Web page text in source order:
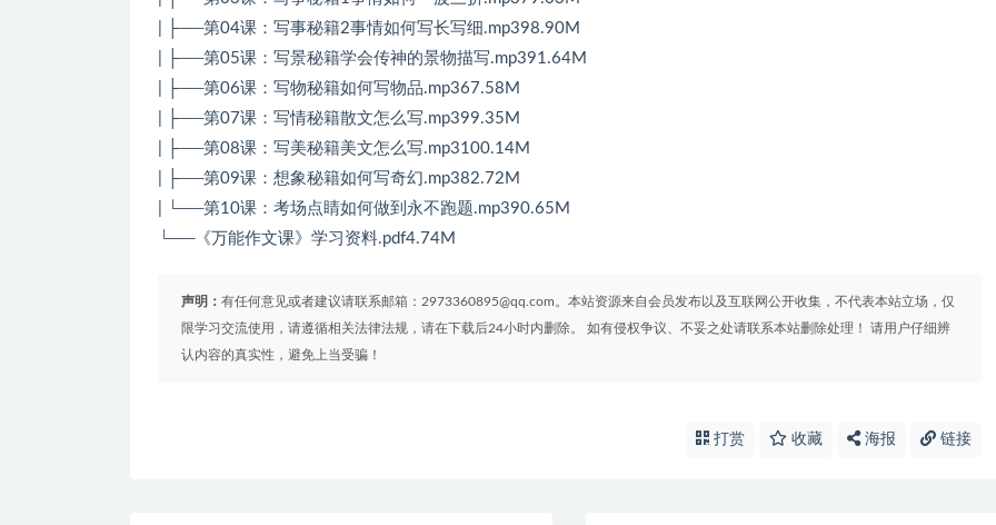
| ├──第04课：写事秘籍2事情如何写长写细.mp398.90M
| ├──第05课：写景秘籍学会传神的景物描写.mp391.64M
| ├──第06课：写物秘籍如何写物品.mp367.58M
| ├──第07课：写情秘籍散文怎么写.mp399.35M
| ├──第08课：写美秘籍美文怎么写.mp3100.14M
| ├──第09课：想象秘籍如何写奇幻.mp382.72M
| └──第10课：考场点睛如何做到永不跑题.mp390.65M
└──《万能作文课》学习资料.pdf4.74M
声明： 有任何意见或者建议请联系邮箱：2973360895@qq.com。本站资源来自会员发布以及互联网公开收集，不代表本站立场，仅
限学习交流使用，请遵循相关法律法规，请在下载后24小时内删除。 如有侵权争议、不妥之处请联系本站删除处理！ 请用户仔细辨
认内容的真实性，避免上当受骗！
打赏 收藏 海报 链接